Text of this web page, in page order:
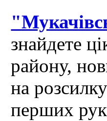
знайдете
району,
на
перших